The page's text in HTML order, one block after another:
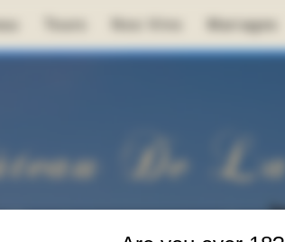
Mariages
De
Ce site est